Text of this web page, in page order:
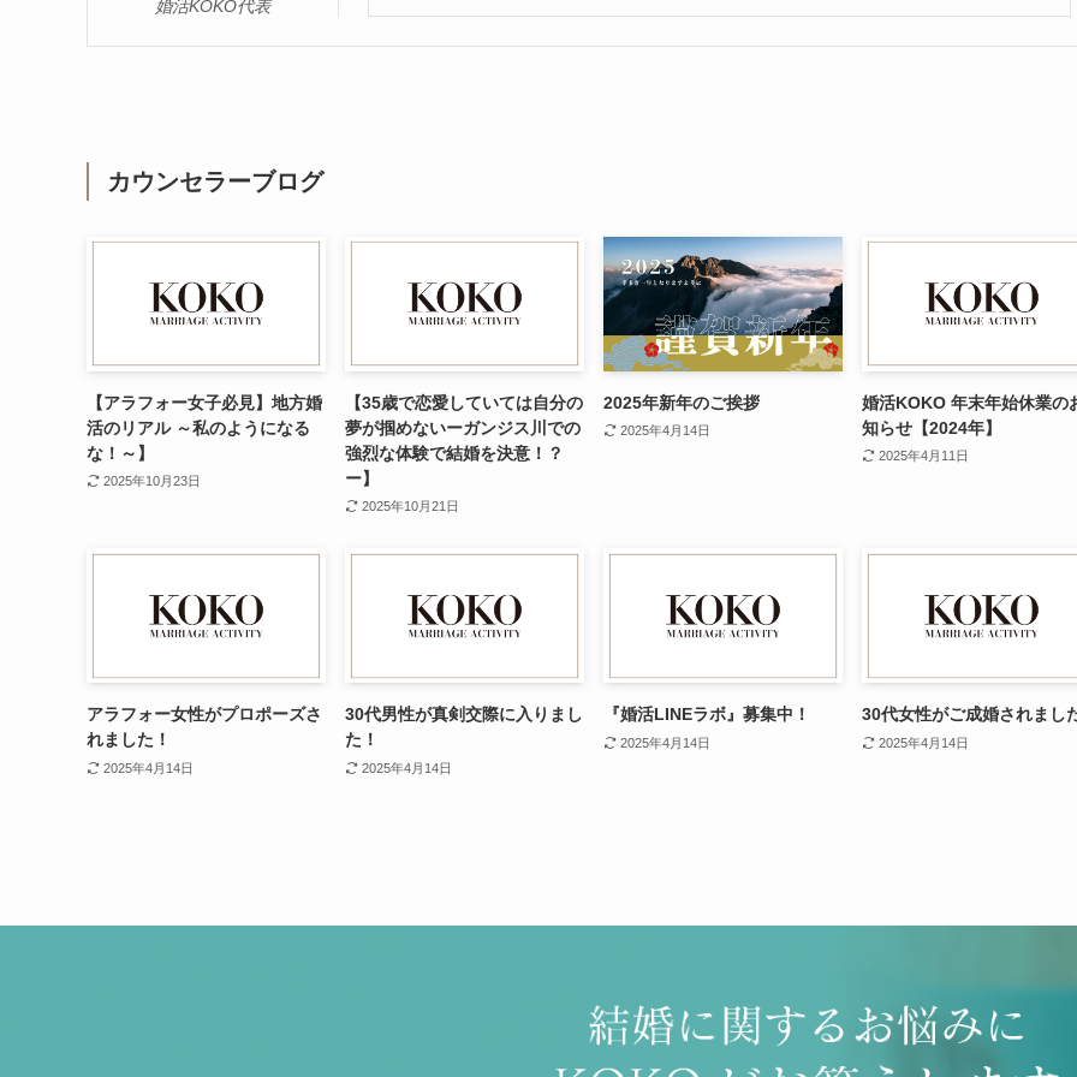
婚活KOKO代表
カウンセラーブログ
【アラフォー女子必見】地方婚
活のリアル ～私のようになる
な！～】
2025年10月23日
【35歳で恋愛していては自分の
夢が掴めないーガンジス川での
強烈な体験で結婚を決意！？
ー】
2025年10月21日
2025年新年のご挨拶
2025年4月14日
婚活KOKO 年末年始休業の
知らせ【2024年】
2025年4月11日
アラフォー女性がプロポーズさ
れました！
2025年4月14日
30代男性が真剣交際に入りまし
た！
2025年4月14日
『婚活LINEラボ』募集中！
2025年4月14日
30代女性がご成婚されまし
2025年4月14日